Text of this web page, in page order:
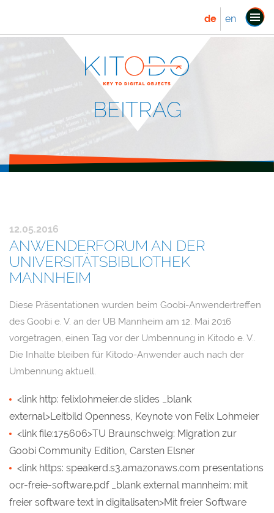
de en
BEITRAG
12.05.2016
ANWENDERFORUM AN DER
UNIVERSITÄTSBIBLIOTHEK
MANNHEIM
Diese Präsentationen wurden beim Goobi-Anwendertreffen
des Goobi e. V. an der UB Mannheim am 12. Mai 2016
vorgetragen, einen Tag vor der Umbennung in Kitodo e. V..
Die Inhalte bleiben für Kitodo-Anwender auch nach der
Umbennung aktuell.
<link http: felixlohmeier.de slides _blank
external>Leitbild Openness, Keynote von Felix Lohmeier
<link file:175606>TU Braunschweig: Migration zur
Goobi Community Edition, Carsten Elsner
<link https: speakerd.s3.amazonaws.com presentations
ocr-freie-software.pdf _blank external mannheim: mit
freier software text in digitalisaten>Mit freier Software